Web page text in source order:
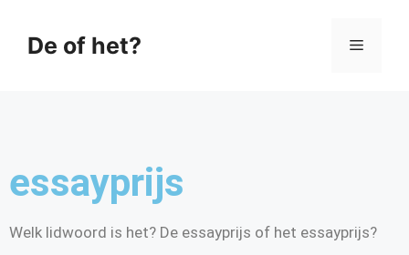
De of het?
essayprijs
Welk lidwoord is het? De essayprijs of het essayprijs?